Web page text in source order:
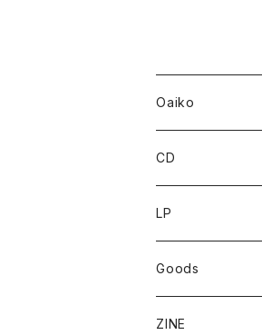
Oaiko
CD
LP
Goods
Oaiko
ZINE